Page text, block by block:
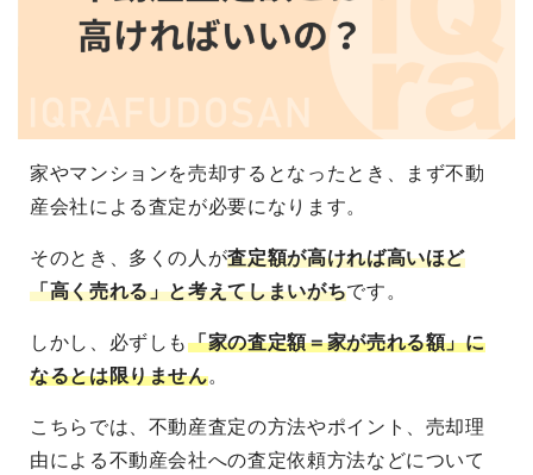
家やマンションを売却するとなったとき、まず不動
産会社による査定が必要になります。
そのとき、多くの人が査定額が高ければ高いほど
「高く売れる」と考えてしまいがちです。
しかし、必ずしも「家の査定額＝家が売れる額」に
なるとは限りません。
こちらでは、不動産査定の方法やポイント、売却理
由による不動産会社への査定依頼方法などについて